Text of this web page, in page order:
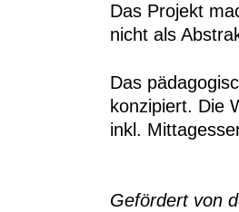
Das Projekt
nicht als
Das
konzipiert. Die
inkl.
Gefördert von